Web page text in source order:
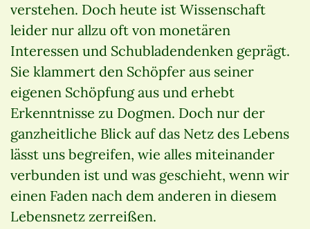
verstehen. Doch heute ist Wissenschaft
leider nur allzu oft von monetären
Interessen und Schubladendenken geprägt.
Sie klammert den Schöpfer aus seiner
eigenen Schöpfung aus und erhebt
Erkenntnisse zu Dogmen. Doch nur der
ganzheitliche Blick auf das Netz des Lebens
lässt uns begreifen, wie alles miteinander
verbunden ist und was geschieht, wenn wir
einen Faden nach dem anderen in diesem
Lebensnetz zerreißen.